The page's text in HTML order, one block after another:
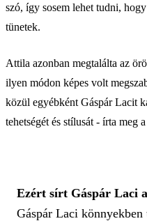
szó, így sosem lehet tudni,
tünetek.
Attila azonban megtalálta az
ilyen módon képes volt
közül egyébként Gáspár Lacit
tehetségét és stílusát - írta meg
Ezért sírt Gáspár Laci
Gáspár Laci